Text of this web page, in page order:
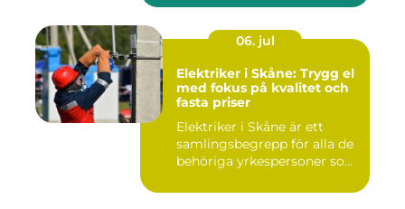
06. jul
Elektriker i Skåne: Trygg el
med fokus på kvalitet och
fasta priser
Elektriker i Skåne är ett
samlingsbegrepp för alla de
behöriga yrkespersoner so...